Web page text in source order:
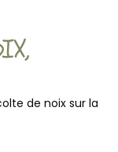
de noix sur la